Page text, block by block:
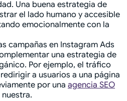
Una buena estrategia de
el lado humano y accesible
emocionalmente con la
campañas en Instagram Ads
una estrategia de
Por ejemplo, el tráfico
a usuarios a una página
por una agencia SEO